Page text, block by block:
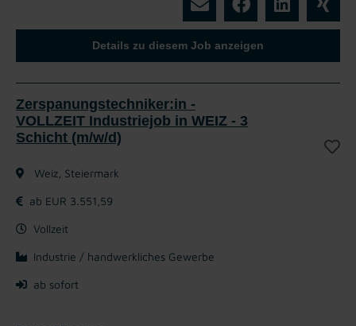
Details zu diesem Job anzeigen
Zerspanungstechniker:in -
VOLLZEIT Industriejob in WEIZ - 3
Schicht (m/w/d)
Weiz, Steiermark
ab EUR 3.551,59
Vollzeit
Industrie / handwerkliches Gewerbe
ab sofort